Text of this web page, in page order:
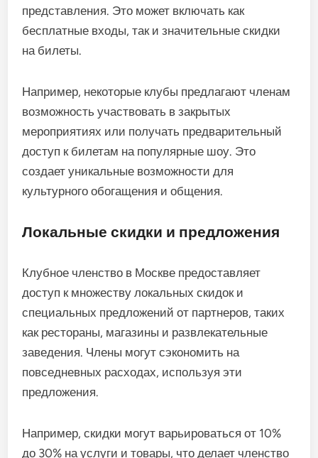
представления. Это может включать как
бесплатные входы, так и значительные скидки
на билеты.
Например, некоторые клубы предлагают членам
возможность участвовать в закрытых
мероприятиях или получать предварительный
доступ к билетам на популярные шоу. Это
создает уникальные возможности для
культурного обогащения и общения.
Локальные скидки и предложения
Клубное членство в Москве предоставляет
доступ к множеству локальных скидок и
специальных предложений от партнеров, таких
как рестораны, магазины и развлекательные
заведения. Члены могут сэкономить на
повседневных расходах, используя эти
предложения.
Например, скидки могут варьироваться от 10%
до 30% на услуги и товары, что делает членство